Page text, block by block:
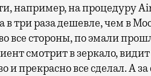
например, на процедуру
три раза дешевле, чем в
все стороны, по эмали
смотрит в зеркало,
прекрасно все сделал. А за